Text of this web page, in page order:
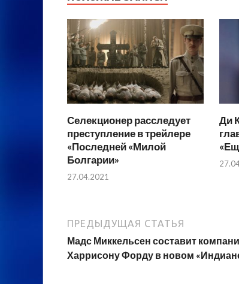
Селекционер расследует
преступление в трейлере
«Последней «Милой
Болгарии»
27.04.2021
Ди
ПРЕДЫДУЩАЯ СТАТЬЯ
Мадс Миккельсен составит
Харрисону Форду в новом